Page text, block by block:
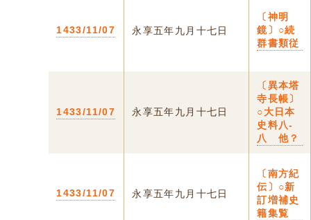
1433/11/07 永享五年九月十七日
〔神明
鏡〕○続
群書類従
1433/11/07 永享五年九月十七日
〔異本塔
寺長帳〕
○大日本
史料八-
八 他？
1433/11/07 永享五年九月十七日
〔南方紀
伝〕○新
訂増補史
籍集覧